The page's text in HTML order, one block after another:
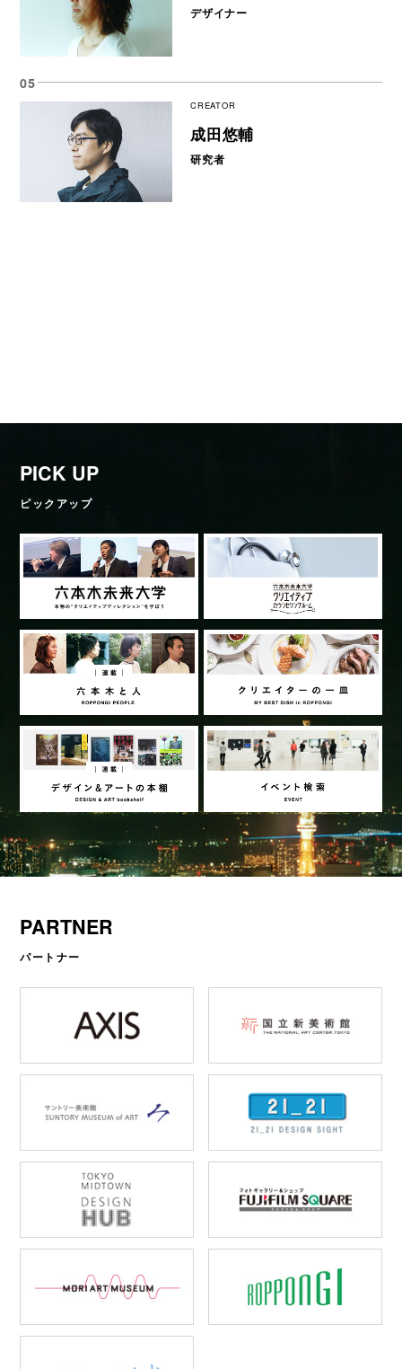
デザイナー
CREATOR
成田悠輔
研究者
PICK UP
ピックアップ
PARTNER
パートナー